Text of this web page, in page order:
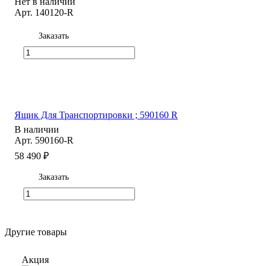
Арт. 140120-R
Заказать
Ящик Для Транспортировки ; 590160 R
В наличии
Арт. 590160-R
58 490 ₽
Заказать
Другие товары
Акция